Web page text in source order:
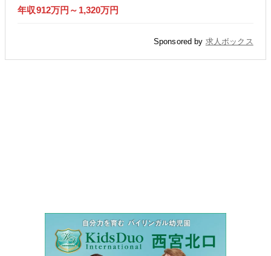
年収912万円～1,320万円
Sponsored by 求人ボックス